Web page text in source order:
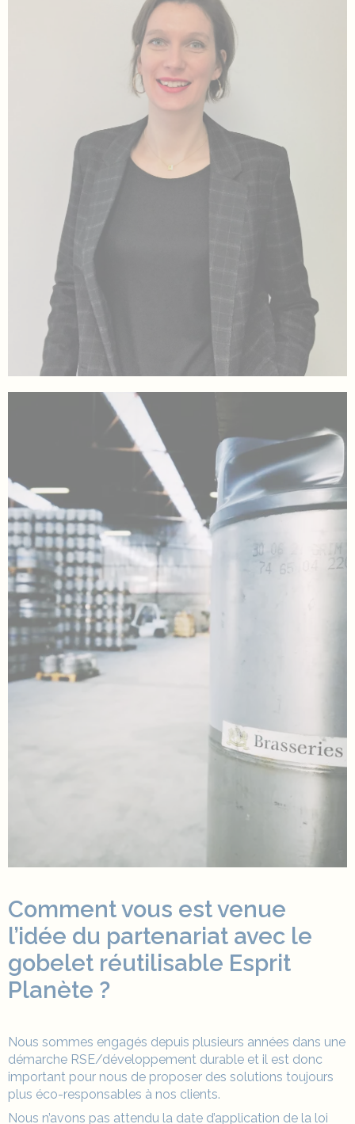
Comment vous est venue
l’idée du partenariat avec le
gobelet réutilisable Esprit
Planète ?
Nous sommes engagés depuis plusieurs années dans une
démarche RSE/développement durable et il est donc
important pour nous de proposer des solutions toujours
plus éco-responsables à nos clients.
Nous n’avons pas attendu la date d’application de la loi